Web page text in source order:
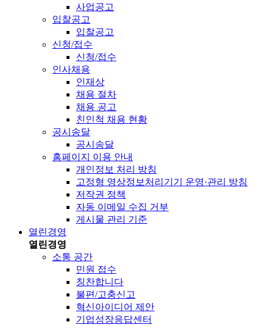
사업공고
입찰공고
입찰공고
신청/접수
신청/접수
인사채용
인재상
채용 절차
채용 공고
친인척 채용 현황
공시송달
공시송달
홈페이지 이용 안내
개인정보 처리 방침
고정형 영상정보처리기기 운영·관리 방침
저작권 정책
자동 이메일 수집 거부
게시물 관리 기준
열린경영
열린경영
소통 공간
민원 접수
칭찬합니다
불편/고충신고
혁신아이디어 제안
기업성장응답센터